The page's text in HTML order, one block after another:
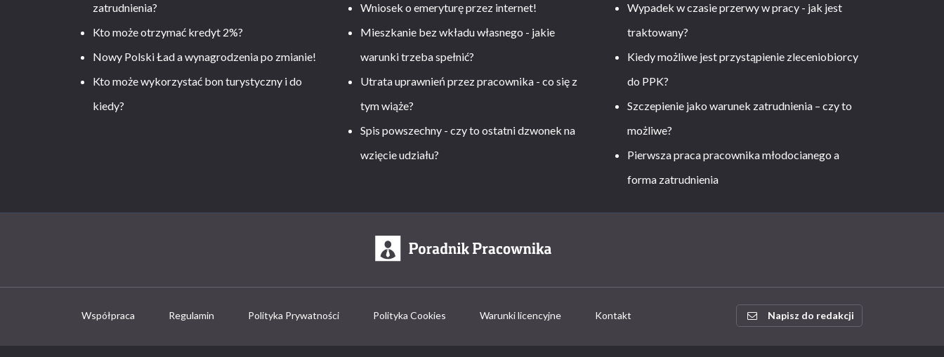
zatrudnienia?
Kto może otrzymać kredyt 2%?
Nowy Polski Ład a wynagrodzenia po zmianie!
Kto może wykorzystać bon turystyczny i do
kiedy?
Wniosek o emeryturę przez internet!
Mieszkanie bez wkładu własnego - jakie
warunki trzeba spełnić?
Utrata uprawnień przez pracownika - co się z
tym wiąże?
Spis powszechny - czy to ostatni dzwonek na
wzięcie udziału?
Wypadek w czasie przerwy w pracy - jak jest
traktowany?
Kiedy możliwe jest przystąpienie zleceniobiorcy
do PPK?
Szczepienie jako warunek zatrudnienia – czy to
możliwe?
Pierwsza praca pracownika młodocianego a
forma zatrudnienia
Współpraca Regulamin Polityka Prywatności Polityka Cookies Warunki licencyjne Kontakt Napisz do redakcji